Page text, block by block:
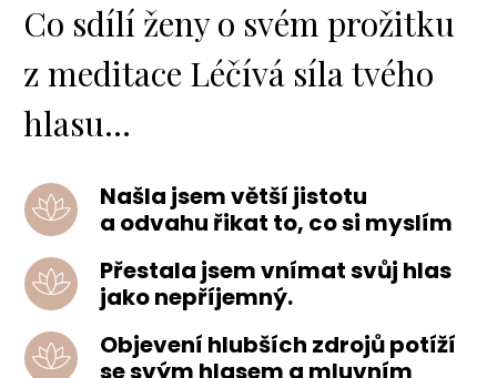
Co sdílí ženy o svém prožitku
z meditace Léčívá síla tvého
hlasu...
Našla jsem větší jistotu
a odvahu řikat to, co si myslím
Přestala jsem vnímat svůj hlas
jako nepříjemný.
Objevení hlubších zdrojů potíží
se svým hlasem a mluvním